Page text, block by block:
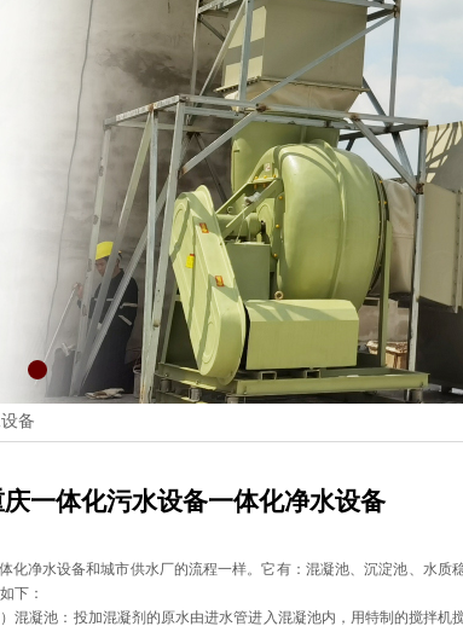
备
一体化污水设备一体化净水设备
化净水设备和城市供水厂的流程一样。它有：混凝池、沉淀池、水质
下：
）混凝池：投加混凝剂的原水由进水管进入混凝池内，用特制的搅拌